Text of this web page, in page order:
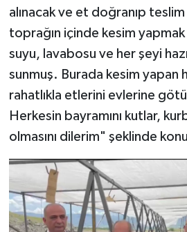
alınacak ve et doğranıp
toprağın içinde kesim
suyu, lavabosu ve her şeyi
sunmuş. Burada kesim yapan
rahatlıkla etlerini evlerine
Herkesin bayramını kutlar,
olmasını dilerim" şeklinde